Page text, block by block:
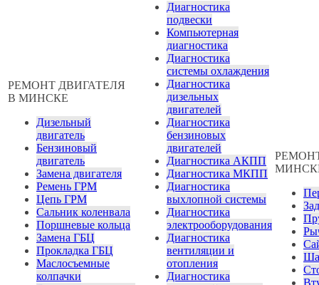
РЕМОНТ ДВИГАТЕЛЯ
В МИНСКЕ
Дизельный
двигатель
Бензиновый
двигатель
Замена двигателя
Ремень ГРМ
Цепь ГРМ
Сальник коленвала
Поршневые кольца
Замена ГБЦ
Прокладка ГБЦ
Маслосъемные
колпачки
Диагностика
подвески
Компьютерная
диагностика
Диагностика
системы охлаждения
Диагностика
дизельных
двигателей
Диагностика
бензиновых
двигателей
Диагностика АКПП
Диагностика МКПП
Диагностика
выхлопной системы
Диагностика
электрооборудования
Диагностика
вентиляции и
отопления
Диагностика